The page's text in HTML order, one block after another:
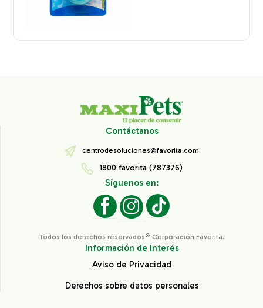
Contáctanos
centrodesoluciones@favorita.com
1800 favorita (787376)
Síguenos en:
Todos los derechos reservados® Corporación Favorita.
Información de Interés
Aviso de Privacidad
Derechos sobre datos personales